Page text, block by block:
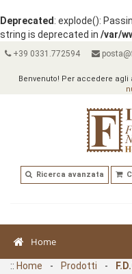
Deprecated : explode():
string is deprecated in /var/
+39 0331.772594
Benvenuto! Per accedere
Ricerca avanzata
Home
:: Home - Prodotti -